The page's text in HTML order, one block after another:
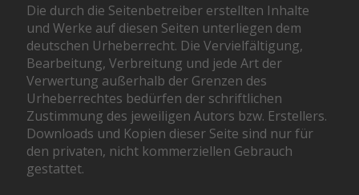
Die durch die Seitenbetreiber erstellten Inhalte
und Werke auf diesen Seiten unterliegen dem
deutschen Urheberrecht. Die Vervielfältigung,
Bearbeitung, Verbreitung und jede Art der
Verwertung außerhalb der Grenzen des
Urheberrechtes bedürfen der schriftlichen
Zustimmung des jeweiligen Autors bzw. Erstellers.
Downloads und Kopien dieser Seite sind nur für
den privaten, nicht kommerziellen Gebrauch
gestattet.